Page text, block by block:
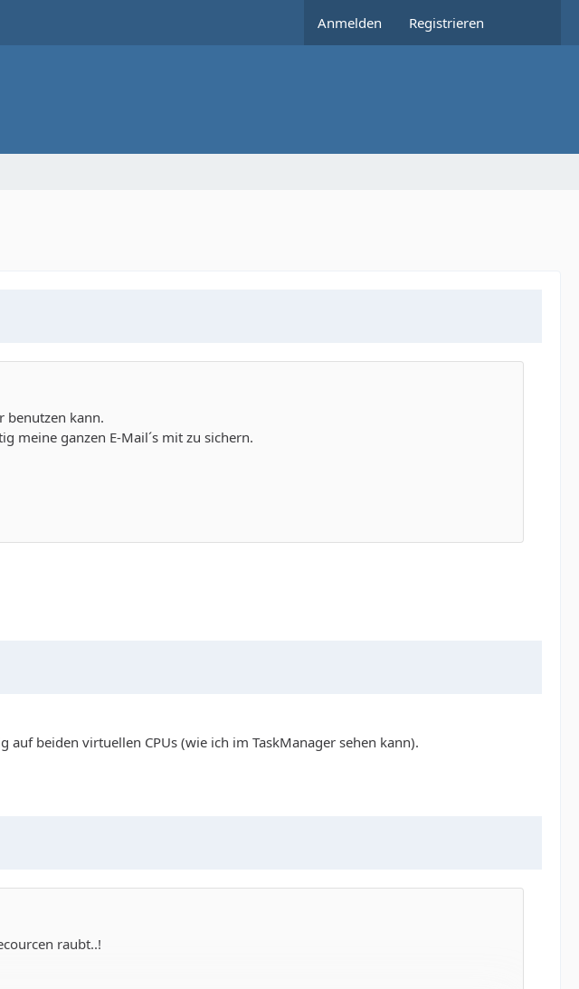
Anmelden Registrieren
benutzen kann.
meine ganzen E-Mail´s mit zu sichern.
beiden virtuellen CPUs (wie ich im TaskManager sehen kann).
raubt..!